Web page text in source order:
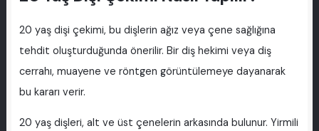
20 yaş dişi çekimi, bu dişlerin ağız veya çene sağlığına
tehdit oluşturduğunda önerilir. Bir diş hekimi veya diş
cerrahı, muayene ve röntgen görüntülemeye dayanarak
bu kararı verir.
20 yaş dişleri, alt ve üst çenelerin arkasında bulunur. Yirmili